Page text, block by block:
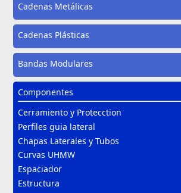
Cadenas Metálicas
Cadenas Plásticas
Bandas Modulares
Componentes
Cerramiento y Protecction
Perfiles guia lateral
Chapas Laterales y Tubos
Curvas UHMW
Espaciador
Estructura